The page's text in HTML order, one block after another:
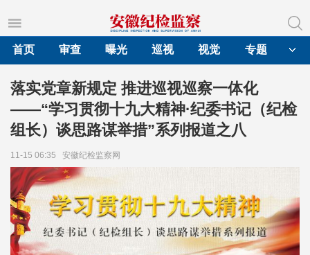
首页
审查 曝光 巡视 视觉 专题
落实党章新规定 推进巡视巡察一体化
——“学习贯彻十九大精神·纪委书记（纪检
组长）谈思路谋举措”系列报道之八
11-15 06:35 安徽纪检监察网